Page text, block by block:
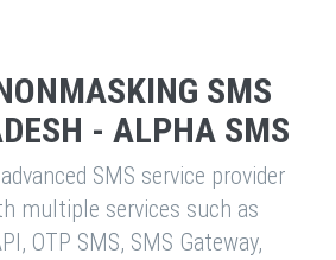
SMS
- ALPHA SMS
SMS service provider
multiple services such as
OTP SMS, SMS Gateway,